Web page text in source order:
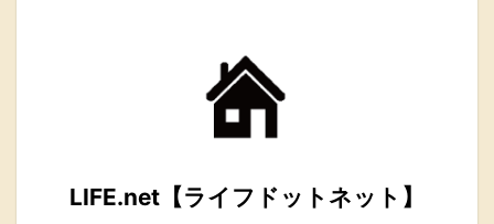
LIFE.net【ライフドットネット】